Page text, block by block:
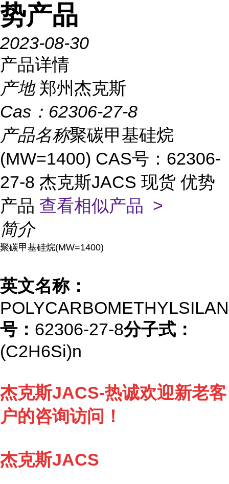
势产品
2023-08-30
产品详情
产地 郑州杰克斯
Cas： 62306-27-8
产品名称聚碳甲基硅烷
(MW=1400) CAS号：62306-
27-8 杰克斯JACS 现货 优势
产品 查看相似产品 >
简介
聚碳甲基硅烷(MW=1400)
英文名称：
号： 62306-27-8分子式：
(C2H6Si)n
杰克斯JACS-热诚欢迎新老客
户的咨询访问！
杰克斯JACS